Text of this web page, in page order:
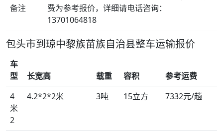
备注
费为参考报价，详细请电话咨询：
13701064818
包头市到琼中黎族苗族自治县整车运输报价
车
型
长宽高 载重 容积
参考运费
4
米
2
4.2*2*2米 3吨 15立方 7332元/趟